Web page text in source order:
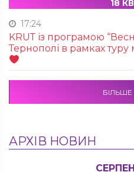
18
17:24
KRUТ із програмою
Тернополі в рамках туру
АРХІВ НОВИН